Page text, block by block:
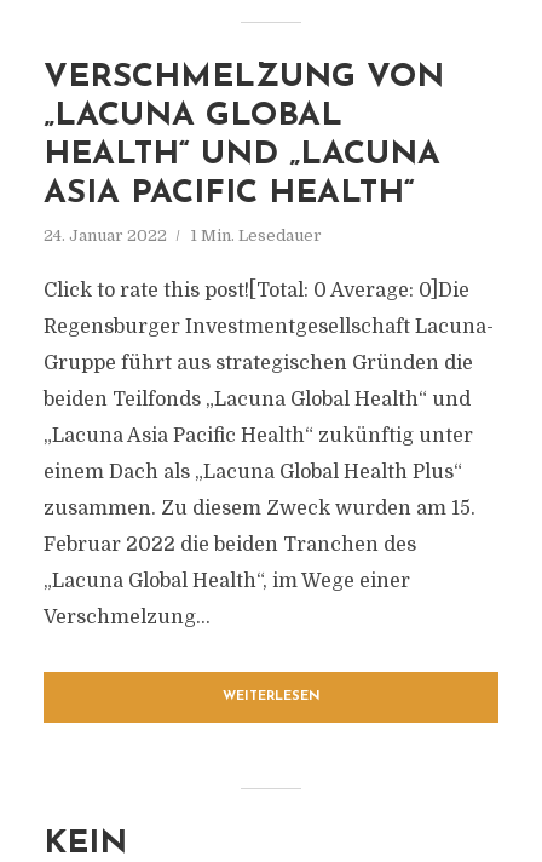
VERSCHMELZUNG VON
„LACUNA GLOBAL
HEALTH“ UND „LACUNA
ASIA PACIFIC HEALTH“
24. Januar 2022 1 Min. Lesedauer
Click to rate this post![Total: 0 Average: 0]Die
Regensburger Investmentgesellschaft Lacuna-
Gruppe führt aus strategischen Gründen die
beiden Teilfonds „Lacuna Global Health“ und
„Lacuna Asia Pacific Health“ zukünftig unter
einem Dach als „Lacuna Global Health Plus“
zusammen. Zu diesem Zweck wurden am 15.
Februar 2022 die beiden Tranchen des
„Lacuna Global Health“, im Wege einer
Verschmelzung...
WEITERLESEN
KEIN